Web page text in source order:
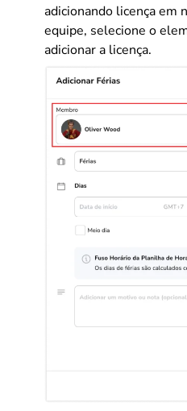
adicionando licença em
equipe, selecione o
adicionar a licença.